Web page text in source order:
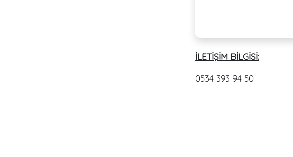
İLETİŞİM BİLGİSİ:
0534 393 94 50